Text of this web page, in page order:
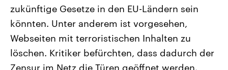
Landtagswahl Sachsen-Anhalt
2026
Alle Informationen
Sachsen-Anhalt wählt am 6.
September 2026 einen neuen
Bundesland von einer Koalition aus
Aktuelle Beiträge,
Hintergründe
Wirtschaftlich und
gehören die Vereinigten
mit großem Einfluss auf
zukünftige Gesetze in den EU-Ländern sein
könnten. Unter anderem ist vorgesehen,
Webseiten mit terroristischen Inhalten zu
löschen. Kritiker befürchten, dass dadurch der
Zensur im Netz die Türen geöffnet werden.